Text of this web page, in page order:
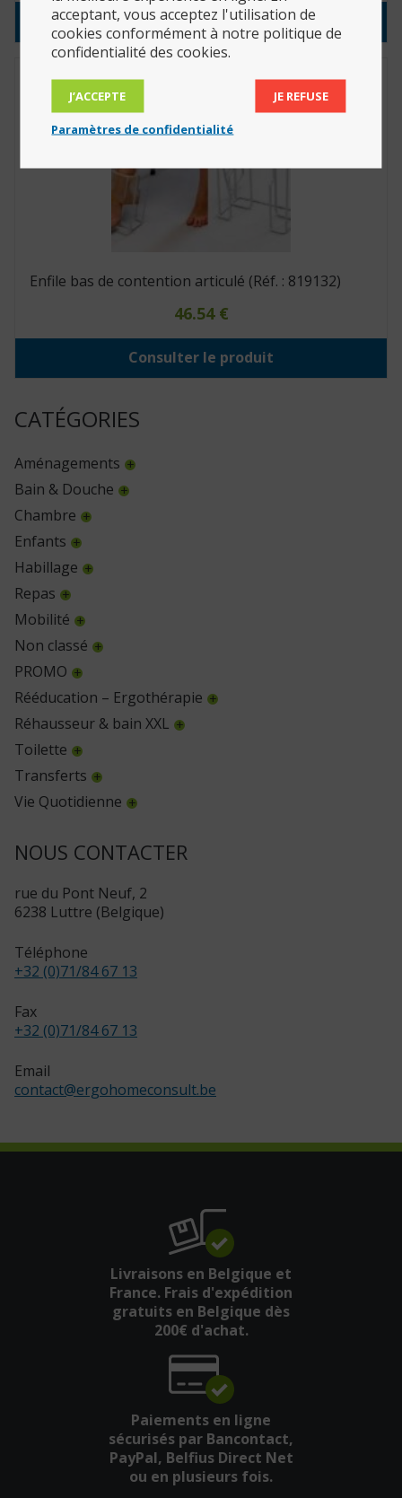
CATÉGORIES
Aménagements
Bain & Douche
Chambre
Enfants
Habillage
Repas
Mobilité
Non classé
PROMO
Rééducation – Ergothérapie
Réhausseur & bain XXL
Toilette
Transferts
Vie Quotidienne
NOUS CONTACTER
rue du Pont Neuf, 2
6238 Luttre (Belgique)
Téléphone
+32 (0)71/84 67 13
Fax
+32 (0)71/84 67 13
Email
contact@ergohomeconsult.be
Consulter le produit
Enfile bas de contention articulé (Réf. : 819132)
46.54 €
Consulter le produit
Livraisons en Belgique et
France. Frais d'expédition
gratuits en Belgique dès
200€ d'achat.
Paiements en ligne
sécurisés par Bancontact,
PayPal, Belfius Direct Net
ou en plusieurs fois.
acceptant, vous acceptez l'utilisation de
cookies conformément à notre politique de
confidentialité des cookies.
J’ACCEPTE JE REFUSE
Paramètres de confidentialité